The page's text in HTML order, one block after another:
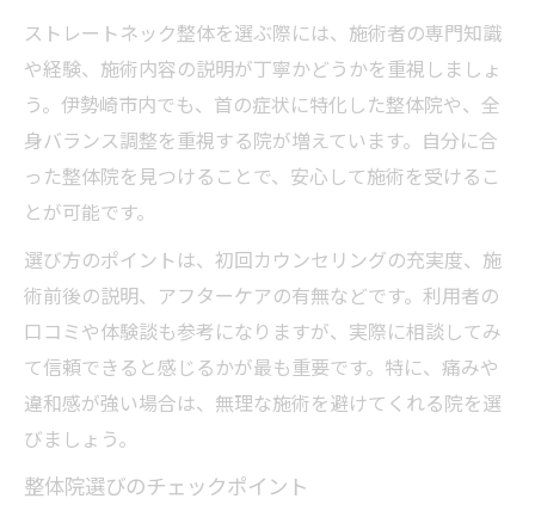
ストレートネック整体を選ぶ際には、施術者の専門知識
や経験、施術内容の説明が丁寧かどうかを重視しましょ
う。伊勢崎市内でも、首の症状に特化した整体院や、全
身バランス調整を重視する院が増えています。自分に合
った整体院を見つけることで、安心して施術を受けるこ
とが可能です。
選び方のポイントは、初回カウンセリングの充実度、施
術前後の説明、アフターケアの有無などです。利用者の
口コミや体験談も参考になりますが、実際に相談してみ
て信頼できると感じるかが最も重要です。特に、痛みや
違和感が強い場合は、無理な施術を避けてくれる院を選
びましょう。
整体院選びのチェックポイント